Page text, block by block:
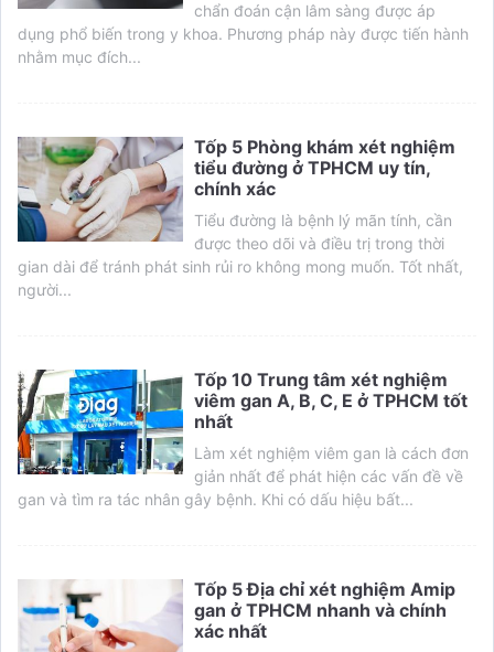
chẩn đoán cận lâm sàng được áp
dụng phổ biến trong y khoa. Phương pháp này được tiến hành
nhằm mục đích...
Tốp 5 Phòng khám xét nghiệm
tiểu đường ở TPHCM uy tín,
chính xác
Tiểu đường là bệnh lý mãn tính, cần
được theo dõi và điều trị trong thời
gian dài để tránh phát sinh rủi ro không mong muốn. Tốt nhất,
người...
Tốp 10 Trung tâm xét nghiệm
viêm gan A, B, C, E ở TPHCM tốt
nhất
Làm xét nghiệm viêm gan là cách đơn
giản nhất để phát hiện các vấn đề về
gan và tìm ra tác nhân gây bệnh. Khi có dấu hiệu bất...
Tốp 5 Địa chỉ xét nghiệm Amip
gan ở TPHCM nhanh và chính
xác nhất